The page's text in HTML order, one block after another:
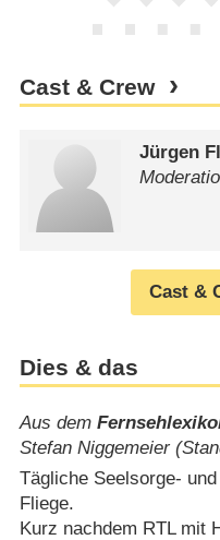
Cast & Crew
Jürgen
Cast &
Dies & das
Aus dem
Stefan Niggemeier
Tägliche Seelsorge-
Fliege.
Kurz nachdem RTL mit